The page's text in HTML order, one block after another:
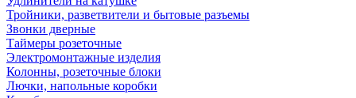
Тройники, разветвители и бытовые разъемы
Звонки дверные
Таймеры розеточные
Электромонтажные изделия
Колонны, розеточные блоки
Лючки, напольные коробки